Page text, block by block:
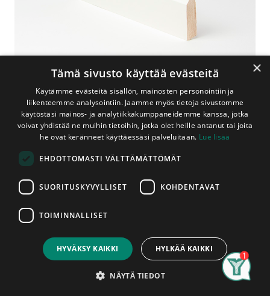
19,95€
Account
Shop
Jalkalista Mänty 15x95x3000 mm Koriste Valkoinen
Jalkalista Mänty 15x95x3000 mm
Koriste Valkoinen
Sormijatketusta männystä valmistettu valkoiseksi maalattu
koristeellinen jalkalista. Tämä lista on tarkoitettu
lattian neliömäärä (m2) ja tarvittavien jalkalistojen
metrimäärä, vähennettynä oviaukkojen määrällä,
vastaavat toisiaan. Valittaessa jalkalistaa tulee huomioida
lattiapäällysteen materiaali ja kuosi. Esimerkiksi
×
Tämä sivusto käyttää evästeitä
Käytämme evästeitä sisällön, mainosten personointiin ja
liikenteemme analysointiin. Jaamme myös tietoja sivustomme
käytöstäsi mainos- ja analytiikkakumppaneidemme kanssa, jotka
voivat yhdistää ne muihin tietoihin, jotka olet heille antanut tai joita
he ovat keränneet käyttäessäsi palveluitaan. Lue lisää
EHDOTTOMASTI VÄLTTÄMÄTTÖMÄT
SUORITUSKYVYLLISET KOHDENTAVAT
TOIMINNALLISET
HYVÄKSY KAIKKI HYLKÄÄ KAIKKI
NÄYTÄ TIEDOT